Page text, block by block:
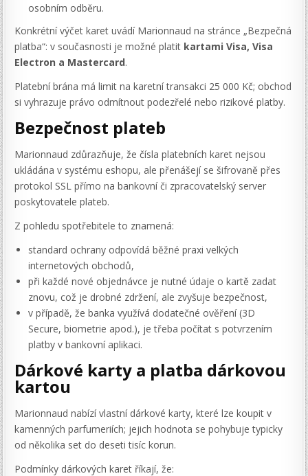
osobním odběru.
Konkrétní výčet karet uvádí Marionnaud na stránce „Bezpečná
platba“: v současnosti je možné platit kartami Visa, Visa
Electron a Mastercard.
Platební brána má limit na karetní transakci 25 000 Kč; obchod
si vyhrazuje právo odmítnout podezřelé nebo rizikové platby.
Bezpečnost plateb
Marionnaud zdůrazňuje, že čísla platebních karet nejsou
ukládána v systému eshopu, ale přenášejí se šifrovaně přes
protokol SSL přímo na bankovní či zpracovatelský server
poskytovatele plateb.
Z pohledu spotřebitele to znamená:
standard ochrany odpovídá běžné praxi velkých
internetových obchodů,
při každé nové objednávce je nutné údaje o kartě zadat
znovu, což je drobné zdržení, ale zvyšuje bezpečnost,
v případě, že banka využívá dodatečné ověření (3D
Secure, biometrie apod.), je třeba počítat s potvrzením
platby v bankovní aplikaci.
Dárkové karty a platba dárkovou
kartou
Marionnaud nabízí vlastní dárkové karty, které lze koupit v
kamenných parfumeriích; jejich hodnota se pohybuje typicky
od několika set do deseti tisíc korun.
Podmínky dárkových karet říkají, že: